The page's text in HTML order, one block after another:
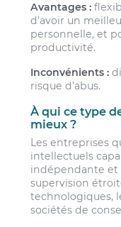
Avantages :
d’avoir un
personnelle, et
productivité.
Inconvénients :
risque d’abus.
À qui ce type
mieux ?
Les entreprises
intellectuels
indépendante et
supervision
technologiques,
sociétés de